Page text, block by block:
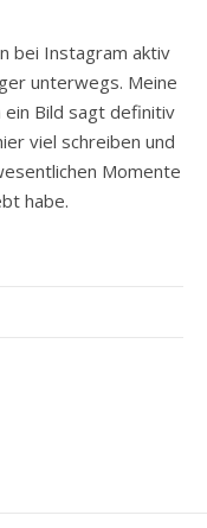
bei Instagram aktiv
unterwegs. Meine
Bild sagt definitiv
viel schreiben und
Momente
habe.